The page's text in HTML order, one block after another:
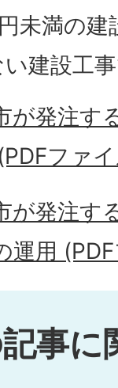
未満の建
建設工事
が発注す
ファ
が発注す
運用
事に